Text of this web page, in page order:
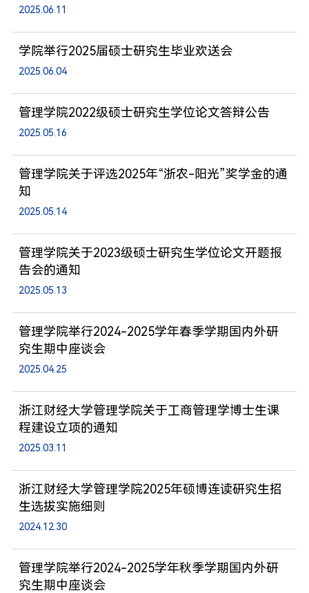
2025.06.11
学院举行2025届硕士研究生毕业欢送会
2025.06.04
管理学院2022级硕士研究生学位论文答辩公告
2025.05.16
管理学院关于评选2025年“浙农-阳光”奖学金的通
知
2025.05.14
管理学院关于2023级硕士研究生学位论文开题报
告会的通知
2025.05.13
管理学院举行2024-2025学年春季学期国内外研
究生期中座谈会
2025.04.25
浙江财经大学管理学院关于工商管理学博士生课
程建设立项的通知
2025.03.11
浙江财经大学管理学院2025年硕博连读研究生招
生选拔实施细则
2024.12.30
管理学院举行2024-2025学年秋季学期国内外研
究生期中座谈会